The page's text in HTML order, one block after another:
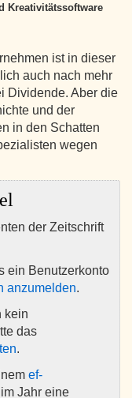
Kreativitätssoftware
ist in dieser
auch nach mehr
Dividende. Aber die
und der
in den Schatten
wegen
der Zeitschrift
ein Benutzerkonto
anzumelden.
kein
das
.
ef-
Jahr eine